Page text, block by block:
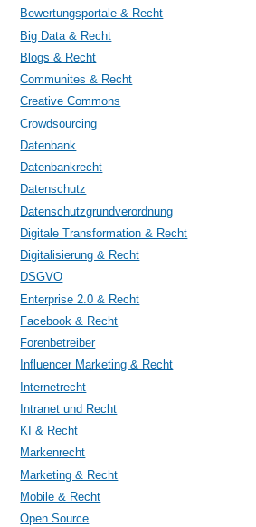
Bewertungsportale & Recht
Big Data & Recht
Blogs & Recht
Communites & Recht
Creative Commons
Crowdsourcing
Datenbank
Datenbankrecht
Datenschutz
Datenschutzgrundverordnung
Digitale Transformation & Recht
Digitalisierung & Recht
DSGVO
Enterprise 2.0 & Recht
Facebook & Recht
Forenbetreiber
Influencer Marketing & Recht
Internetrecht
Intranet und Recht
KI & Recht
Markenrecht
Marketing & Recht
Mobile & Recht
Open Source